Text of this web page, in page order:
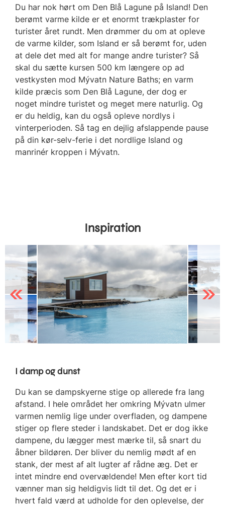
Du har nok hørt om Den Blå Lagune på Island! Den
berømt varme kilde er et enormt trækplaster for
turister året rundt. Men drømmer du om at opleve
de varme kilder, som Island er så berømt for, uden
at dele det med alt for mange andre turister? Så
skal du sætte kursen 500 km længere op ad
vestkysten mod Mývatn Nature Baths; en varm
kilde præcis som Den Blå Lagune, der dog er
noget mindre turistet og meget mere naturlig. Og
er du heldig, kan du også opleve nordlys i
vinterperioden. Så tag en dejlig afslappende pause
på din kør-selv-ferie i det nordlige Island og
manrinér kroppen i Mývatn.
Inspiration
Previous Next
I damp og dunst
Du kan se dampskyerne stige op allerede fra lang
afstand. I hele området her omkring Mývatn ulmer
varmen nemlig lige under overfladen, og dampene
stiger op flere steder i landskabet. Det er dog ikke
dampene, du lægger mest mærke til, så snart du
åbner bildøren. Der bliver du nemlig mødt af en
stank, der mest af alt lugter af rådne æg. Det er
intet mindre end overvældende! Men efter kort tid
vænner man sig heldigvis lidt til det. Og det er i
hvert fald værd at udholde for den oplevelse, der